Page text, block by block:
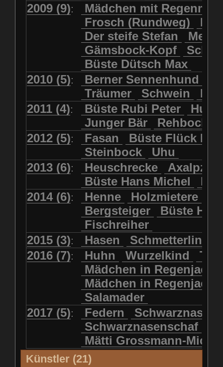
2009 (9):
Mädchen mit
Frosch (Rundweg)
Der steife Stefan
Gämsbock-Kopf
Büste Dütsch Max
2010 (5): Berner Sennenhund
Träumer
Schwein
2011 (4): Büste Rubi Peter
Junger Bär
2012 (5): Fasan
Büste Flück
Steinbock
Uhu
2013 (6): Heuschrecke
Büste Hans Michel
2014 (6): Henne Holzmietere
Bergsteiger
Büste HP
Fischreiher
2015 (3): Hasen Schmetterlinge
2016 (7): Huhn Wurzelkind
Mädchen in
Mädchen in Regenjacke
Salamader
2017 (5): Federn
Schwarznasenschaf
Mätti Grossmann-
Künstler (21)